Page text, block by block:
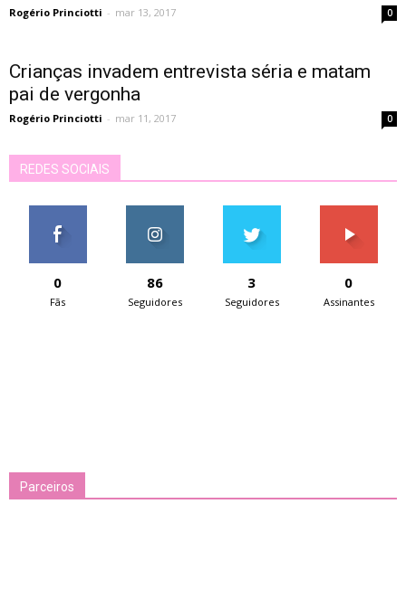
Rogério Princiotti - mar 13, 2017 0
Crianças invadem entrevista séria e matam
pai de vergonha
Rogério Princiotti - mar 11, 2017 0
REDES SOCIAIS
0
Fãs
86
Seguidores
3
Seguidores
0
Assinantes
Parceiros